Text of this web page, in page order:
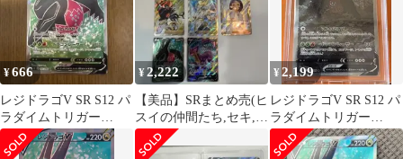
¥666
レジドラゴV SR S12 パ
ラダイムトリガー
107/098
¥2,222
【美品】SRまとめ売(ヒ
スイの仲間たち,セキ,ウ
ォロ, ドクター,キバナ,
他)
¥2,199
レジドラゴV SR S12 パ
ラダイムトリガー
108/098